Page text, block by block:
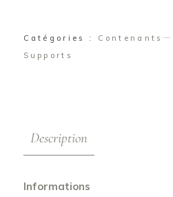
Catégories : Contenants
Supports
Description
Informations